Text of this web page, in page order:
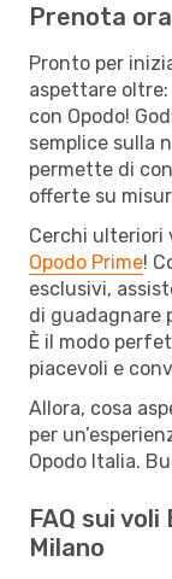
Prenota
Pronto per
aspettare
con Opodo!
semplice sulla
permette di
offerte su
Cerchi ulteriori
Opodo Prime!
esclusivi,
di guadagnare
È il modo
piacevoli e
Allora, cosa
per
Opodo Italia.
FAQ sui
Milano